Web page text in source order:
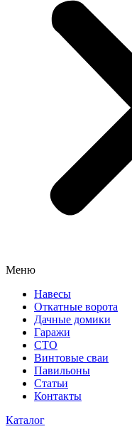
Меню
Навесы
Откатные ворота
Дачные домики
Гаражи
СТО
Винтовые сваи
Павильоны
Статьи
Контакты
Каталог